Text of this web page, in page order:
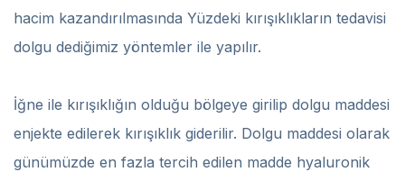
hacim kazandırılmasında Yüzdeki kırışıklıkların tedavisi
dolgu dediğimiz yöntemler ile yapılır.
İğne ile kırışıklığın olduğu bölgeye girilip dolgu maddesi
enjekte edilerek kırışıklık giderilir. Dolgu maddesi olarak
günümüzde en fazla tercih edilen madde hyaluronik